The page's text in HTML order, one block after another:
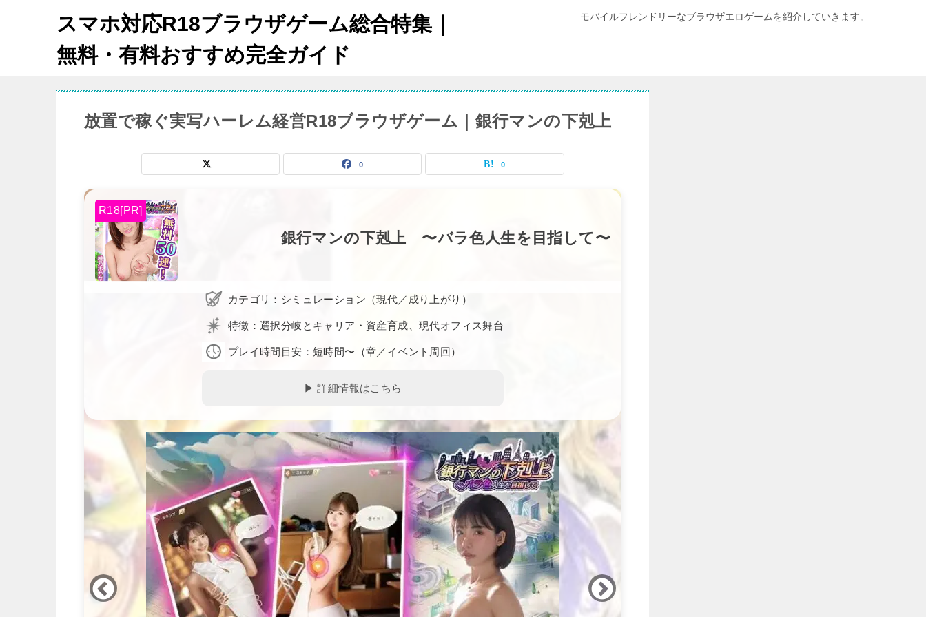
スマホ対応R18ブラウザゲーム総合特集｜
無料・有料おすすめ完全ガイド
モバイルフレンドリーなブラウザエロゲームを紹介していきます。
放置で稼ぐ実写ハーレム経営R18ブラウザゲーム｜銀行マンの下剋上
0 0
銀行マンの下剋上 〜バラ色人生を目指して〜
R18[PR]
カテゴリ：シミュレーション（現代／成り上がり）
特徴：選択分岐とキャリア・資産育成、現代オフィス舞台
プレイ時間目安：短時間〜（章／イベント周回）
▶ 詳細情報はこちら